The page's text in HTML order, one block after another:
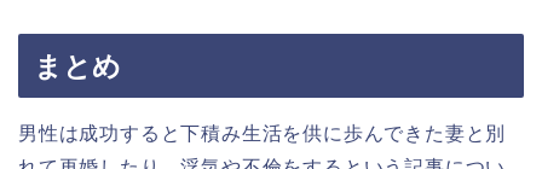
まとめ
男性は成功すると下積み生活を供に歩んできた妻と別